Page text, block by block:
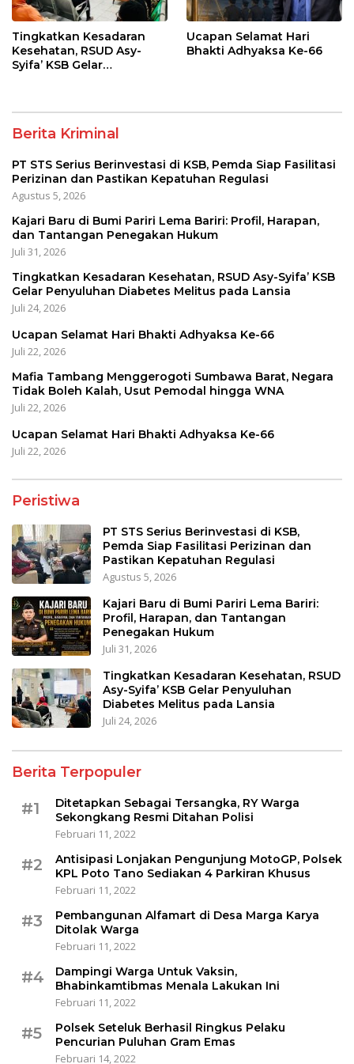
Tingkatkan Kesadaran
Kesehatan, RSUD Asy-
Syifa’ KSB Gelar
Ucapan Selamat Hari
Bhakti Adhyaksa Ke-66
Berita Kriminal
PT STS Serius Berinvestasi di KSB, Pemda Siap Fasilitasi
Perizinan dan Pastikan Kepatuhan Regulasi
Agustus 5, 2026
Kajari Baru di Bumi Pariri Lema Bariri: Profil, Harapan,
dan Tantangan Penegakan Hukum
Juli 31, 2026
Tingkatkan Kesadaran Kesehatan, RSUD Asy-Syifa’ KSB
Gelar Penyuluhan Diabetes Melitus pada Lansia
Juli 24, 2026
Ucapan Selamat Hari Bhakti Adhyaksa Ke-66
Juli 22, 2026
Mafia Tambang Menggerogoti Sumbawa Barat, Negara
Tidak Boleh Kalah, Usut Pemodal hingga WNA
Juli 22, 2026
Ucapan Selamat Hari Bhakti Adhyaksa Ke-66
Juli 22, 2026
Peristiwa
PT STS Serius Berinvestasi di KSB,
Pemda Siap Fasilitasi Perizinan dan
Pastikan Kepatuhan Regulasi
Agustus 5, 2026
Kajari Baru di Bumi Pariri Lema Bariri:
Profil, Harapan, dan Tantangan
Penegakan Hukum
Juli 31, 2026
Tingkatkan Kesadaran Kesehatan, RSUD
Asy-Syifa’ KSB Gelar Penyuluhan
Diabetes Melitus pada Lansia
Juli 24, 2026
Berita Terpopuler
#1
Ditetapkan Sebagai Tersangka, RY Warga
Sekongkang Resmi Ditahan Polisi
Februari 11, 2022
#2
Antisipasi Lonjakan Pengunjung MotoGP, Polsek
KPL Poto Tano Sediakan 4 Parkiran Khusus
Februari 11, 2022
#3
Pembangunan Alfamart di Desa Marga Karya
Ditolak Warga
Februari 11, 2022
#4
Dampingi Warga Untuk Vaksin,
Bhabinkamtibmas Menala Lakukan Ini
Februari 11, 2022
#5
Polsek Seteluk Berhasil Ringkus Pelaku
Pencurian Puluhan Gram Emas
Februari 14, 2022